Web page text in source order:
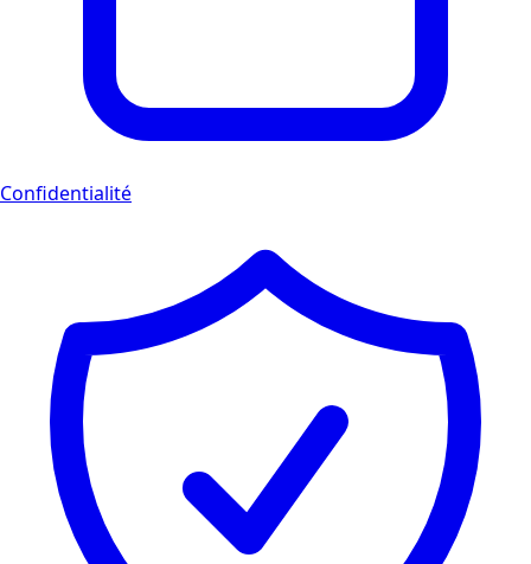
Confidentialité